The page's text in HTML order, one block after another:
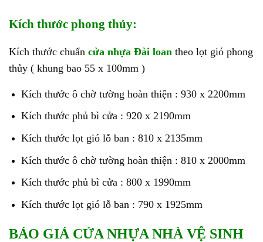
Kích thước phong thủy:
Kích thước chuẩn cửa nhựa Đài loan theo lọt gió phong
thủy ( khung bao 55 x 100mm )
Kích thước ô chờ tường hoàn thiện : 930 x 2200mm
Kích thước phủ bì cửa : 920 x 2190mm
Kích thước lọt gió lỗ ban : 810 x 2135mm
Kích thước ô chờ tường hoàn thiện : 810 x 2000mm
Kích thước phủ bì cửa : 800 x 1990mm
Kích thước lọt gió lỗ ban : 790 x 1925mm
BÁO GIÁ CỬA NHỰA NHÀ VỆ SINH